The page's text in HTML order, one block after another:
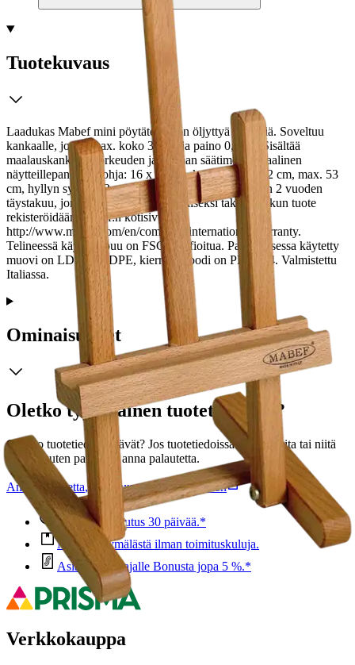
Tuotekuvaus
Laadukas Mabef mini pöytäteline on öljyttyä pyökkiä. Soveltuu
kankaalle, jonka max. koko 32 cm ja paino 0,5 kg. Sisältää
maalauskankaan korkeuden ja kulman säätimen. Ideaalinen
näytteillepanoon. Pohja: 16 x 16 cm, korkeus min. 42 cm, max. 53
cm, hyllyn syvyys: 2 cm. Kaikilla Mabef-tuotteilla on 2 vuoden
täystakuu, jonka voi laajentaa elinikäiseksi takuuksi, kun tuote
rekisteröidään Mabef:n kotisivuilla:
http://www.mabef.com/en/company/international-warranty.
Telineessä käytetty puu on FSC-sertifioitua. Pakkauksessa käytetty
muovi on LDPE/LLDPE, kierrätyskoodi on PELD04. Valmistettu
Italiassa.
Ominaisuudet
Oletko tyytyväinen tuotetietoihin?
Ovatko tuotetiedot riittävät? Jos tuotetiedoissa on puutteita tai niitä
voisi muuten parantaa, anna palautetta.
Anna palautetta, Avautuu uuteen välilehteen
Ilmainen palautus 30 päivää.*
Nouto myymälästä ilman toimituskuluja.
Asiakasomistajalle Bonusta jopa 5 %.*
Verkkokauppa